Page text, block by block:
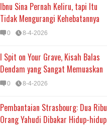
Ibnu Sina Pernah Keliru, tapi Itu
Tidak Mengurangi Kehebatannya
0 8-4-2026
I Spit on Your Grave, Kisah Balas
Dendam yang Sangat Memuaskan
0 8-4-2026
Pembantaian Strasbourg: Dua Ribu
Orang Yahudi Dibakar Hidup-hidup